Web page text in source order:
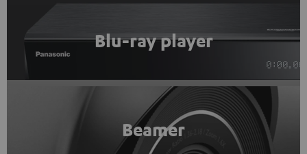
Blu-ray player
Beamer